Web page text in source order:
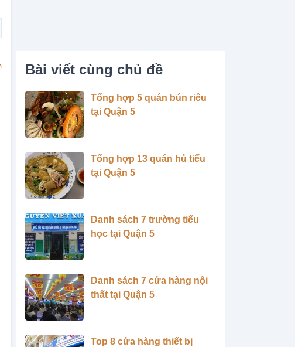
Bài viết cùng chủ đề
Tổng hợp 5 quán bún riêu
tại Quận 5
Tổng hợp 13 quán hủ tiếu
tại Quận 5
Danh sách 7 trường tiểu
học tại Quận 5
Danh sách 7 cửa hàng nội
thất tại Quận 5
Top 8 cửa hàng thiết bị